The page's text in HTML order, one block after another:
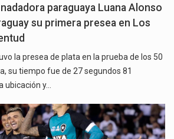
paraguaya Luana Alonso
su primera presea en Los
la presea de plata en la prueba de los 50
su tiempo fue de 27 segundos 81
y…